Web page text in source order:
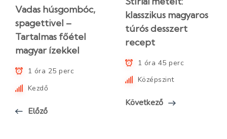
Vadas húsgombóc,
spagettivel –
Tartalmas főétel
magyar ízekkel
1 óra 25 perc
Kezdő
Előző
klasszikus magyaros
túrós desszert
recept
1 óra 45 perc
Középszint
Következő